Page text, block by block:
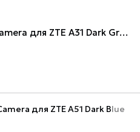
Чехол Silicone Cover Full Camera для ZTE A31 Dark Green